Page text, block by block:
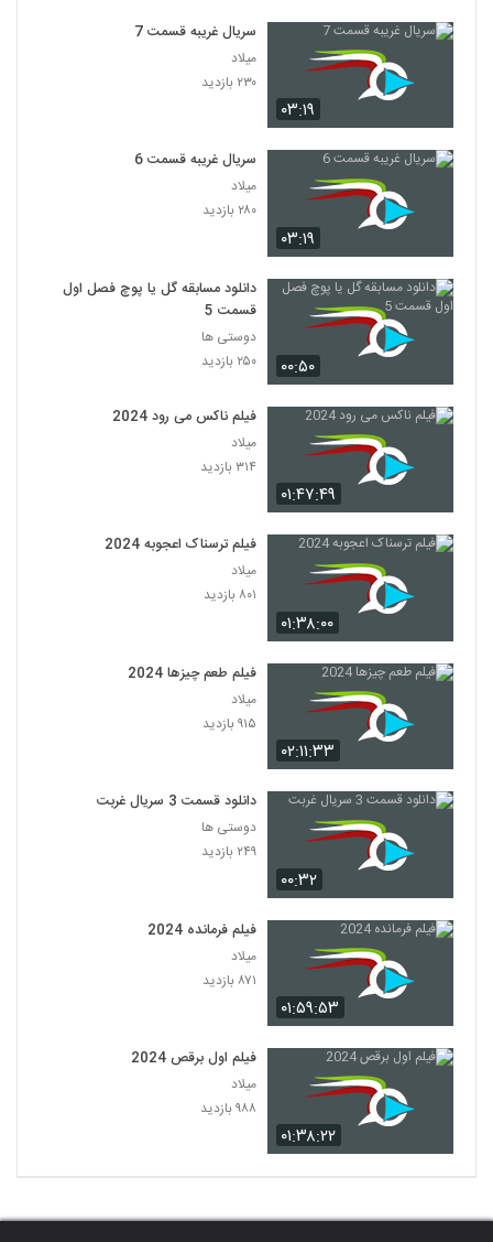
۰۳:۱۹
سریال غریبه قسمت 7
میلاد
۲۳۰ بازدید
۰۳:۱۹
سریال غریبه قسمت 6
میلاد
۲۸۰ بازدید
۰۰:۵۰
دانلود مسابقه گل یا پوچ فصل اول
قسمت 5
دوستی ها
۲۵۰ بازدید
۰۱:۴۷:۴۹
فیلم ناکس می رود 2024
میلاد
۳۱۴ بازدید
۰۱:۳۸:۰۰
فیلم ترسناک اعجوبه 2024
میلاد
۸۰۱ بازدید
۰۲:۱۱:۳۳
فیلم طعم چیزها 2024
میلاد
۹۱۵ بازدید
۰۰:۳۲
دانلود قسمت 3 سریال غربت
دوستی ها
۲۴۹ بازدید
۰۱:۵۹:۵۳
فیلم فرمانده 2024
میلاد
۸۷۱ بازدید
۰۱:۳۸:۲۲
فیلم اول برقص 2024
میلاد
۹۸۸ بازدید